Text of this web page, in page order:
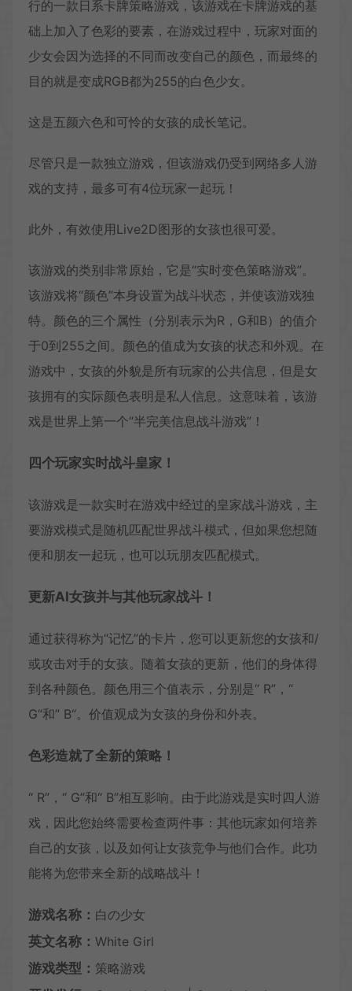
行的一款日系卡牌策略游戏，该游戏在卡牌游戏的基
础上加入了色彩的要素，在游戏过程中，玩家对面的
少女会因为选择的不同而改变自己的颜色，而最终的
目的就是变成RGB都为255的白色少女。
这是五颜六色和可怜的女孩的成长笔记。
尽管只是一款独立游戏，但该游戏仍受到网络多人游
戏的支持，最多可有4位玩家一起玩！
此外，有效使用Live2D图形的女孩也很可爱。
该游戏的类别非常原始，它是“实时变色策略游戏”。
该游戏将“颜色”本身设置为战斗状态，并使该游戏独
特。颜色的三个属性（分别表示为R，G和B）的值介
于0到255之间。颜色的值成为女孩的状态和外观。在
游戏中，女孩的外貌是所有玩家的公共信息，但是女
孩拥有的实际颜色表明是私人信息。这意味着，该游
戏是世界上第一个“半完美信息战斗游戏”！
四个玩家实时战斗皇家！
该游戏是一款实时在游戏中经过的皇家战斗游戏，主
要游戏模式是随机匹配世界战斗模式，但如果您想随
便和朋友一起玩，也可以玩朋友匹配模式。
更新AI女孩并与其他玩家战斗！
通过获得称为“记忆”的卡片，您可以更新您的女孩和/
或攻击对手的女孩。随着女孩的更新，他们的身体得
到各种颜色。颜色用三个值表示，分别是“ R”，“
G“和” B“。价值观成为女孩的身份和外表。
色彩造就了全新的策略！
“ R”，“ G”和“ B”相互影响。由于此游戏是实时四人游
戏，因此您始终需要检查两件事：其他玩家如何培养
自己的女孩，以及如何让女孩竞争与他们合作。此功
能将为您带来全新的战略战斗！
游戏名称： 白の少女
英文名称： White Girl
游戏类型： 策略游戏